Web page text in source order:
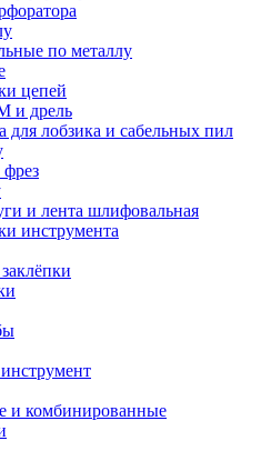
по металлу
цепей
и дрель
для лобзика и сабельных пил
и лента шлифовальная
инструмента
и комбинированные